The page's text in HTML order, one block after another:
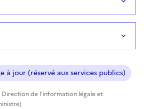
à jour (réservé aux services publics)
Direction de l'information légale et